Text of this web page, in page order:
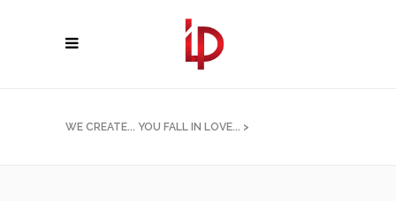
WE CREATE... YOU FALL IN LOVE... >